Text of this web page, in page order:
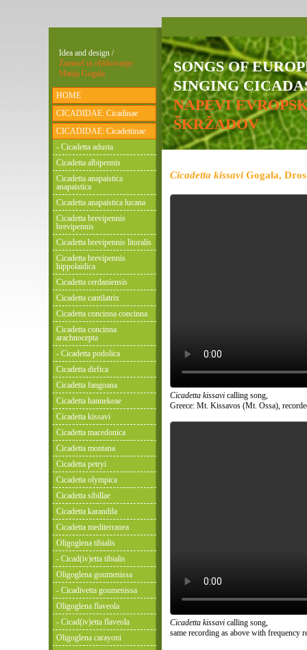
SONGS OF
SINGING
NAPEVI
ŠKRŽADOV
Cicadetta kissavi Gogala,
Cicadetta kissavi calling song,
Greece: Mt. Kissavos (Mt. Ossa),
Cicadetta kissavi calling song,
same recording as above with frequency
Idea and design /
Zamisel in oblikovanje:
Matija Gogala
HOME
CICADIDAE: Cicadinae
CICADIDAE: Cicadettinae
- Cicadetta adusta
Cicadetta albipennis
Cicadetta anapaistica
anapaistica
Cicadetta anapaistica lucana
Cicadetta brevipennis
brevipennis
Cicadetta brevipennis litoralis
Cicadetta brevipennis
hippolaidica
Cicadetta cerdaniensis
Cicadetta cantilatrix
Cicadetta concinna concinna
Cicadetta concinna
arachnocepta
- Cicadetta podolica
Cicadetta dirfica
Cicadetta fangoana
Cicadetta hannekeae
Cicadetta kissavi
Cicadetta macedonica
Cicadetta montana
Cicadetta petryi
Cicadetta olympica
Cicadetta sibillae
Cicadetta karandila
Cicadetta mediterranea
Oligoglena tibialis
- Cicad(iv)etta tibialis
Oligoglena goumenissa
- Cicadivetta goumenissa
Oligoglena flaveola
- Cicad(iv)etta flaveola
Oligoglena carayoni